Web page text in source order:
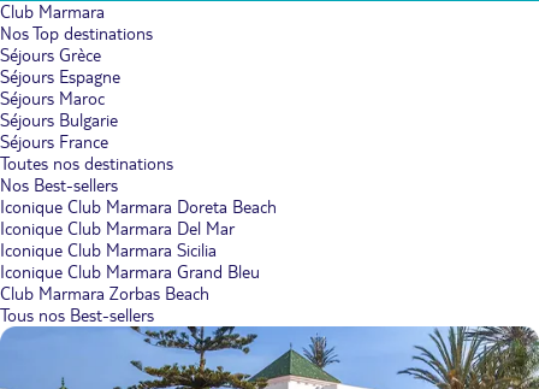
Club Marmara
Nos Top destinations
Séjours Grèce
Séjours Espagne
Séjours Maroc
Séjours Bulgarie
Séjours France
Toutes nos destinations
Nos Best-sellers
Iconique Club Marmara Doreta Beach
Iconique Club Marmara Del Mar
Iconique Club Marmara Sicilia
Iconique Club Marmara Grand Bleu
Club Marmara Zorbas Beach
Tous nos Best-sellers